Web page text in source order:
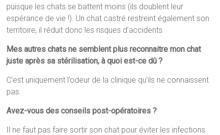
puisque les chats se battent moins (ils doublent leur
espérance de vie !). Un chat castré restreint également son
territoire, il réduit donc les risques d’accidents.
Mes autres chats ne semblent plus reconnaitre mon chat
juste après sa stérilisation, à quoi est-ce dû ?
C’est uniquement l’odeur de la clinique qu’ils ne connaissent
pas.
Avez-vous des conseils post-opératoires ?
Il ne faut pas faire sortir son chat pour éviter les infections